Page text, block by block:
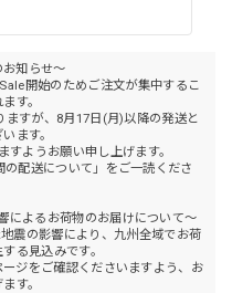
知らせ～
開始のためご注文が集中するこ
す。
ますが、8月17日(月)以降の発送と
ます。
ようお願い申し上げます。
配送について」をご一読くださ
によるお荷物のお届けについて～
震の影響により、九州全域でお荷
る見込みです。
ジをご確認くださいますよう、お
す。